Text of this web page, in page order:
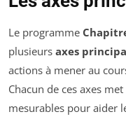
Le programme
plusieurs axes
actions à mener au
Chacun de ces axes
mesurables pour aider